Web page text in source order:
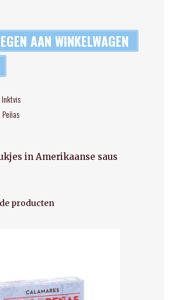
AAN WINKELWAGEN
Inktvis
in Amerikaanse saus
producten